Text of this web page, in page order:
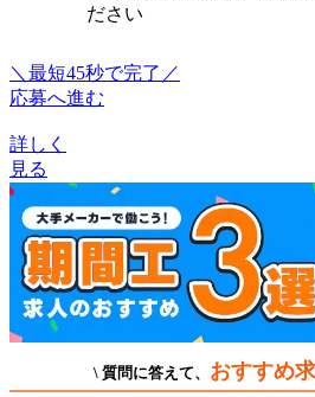
ださい
＼最短45秒で完了／
応募へ進む
詳しく
見る
\ 質問に答えて、 おすすめ